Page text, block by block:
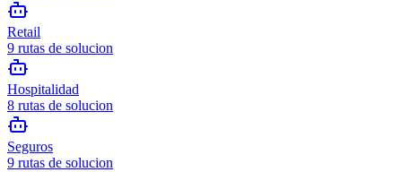
Retail
9 rutas de solucion
Hospitalidad
8 rutas de solucion
Seguros
9 rutas de solucion